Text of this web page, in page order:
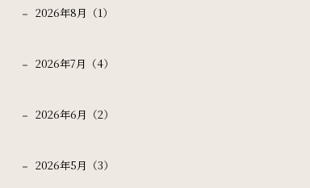
検索
2026年8月（1）
2026年7月（4）
2026年6月（2）
2026年5月（3）